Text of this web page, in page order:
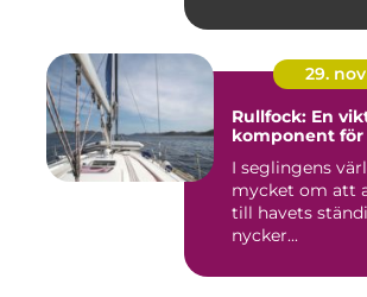
29. nov
Rullfock: En
komponent
I seglingens
mycket om att
till havets
nycker...